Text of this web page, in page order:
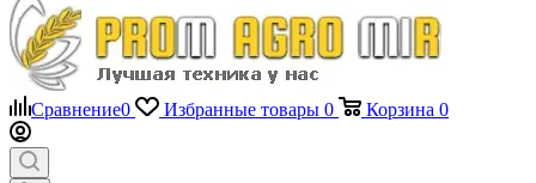
Сравнение0 Избранные товары 0 Корзина 0